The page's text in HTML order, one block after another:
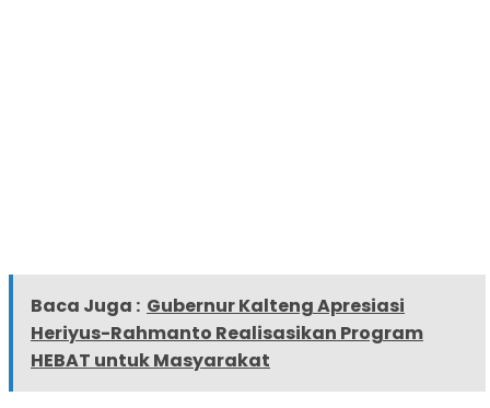
Baca Juga : Gubernur Kalteng Apresiasi
Heriyus-Rahmanto Realisasikan Program
HEBAT untuk Masyarakat